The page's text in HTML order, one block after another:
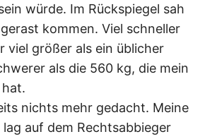
würde. Im Rückspiegel sah
kommen. Viel schneller
viel größer als ein üblicher
als die 560 kg, die mein
nichts mehr gedacht. Meine
auf dem Rechtsabbieger